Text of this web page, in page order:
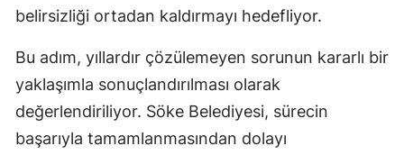
belirsizliği ortadan kaldırmayı hedefliyor.
Bu adım, yıllardır çözülemeyen sorunun kararlı bir
yaklaşımla sonuçlandırılması olarak
değerlendiriliyor. Söke Belediyesi, sürecin
başarıyla tamamlanmasından dolayı